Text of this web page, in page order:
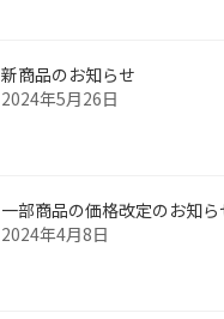
新商品のお知らせ
2024年5月26日
一部商品の価格改定のお知ら
2024年4月8日